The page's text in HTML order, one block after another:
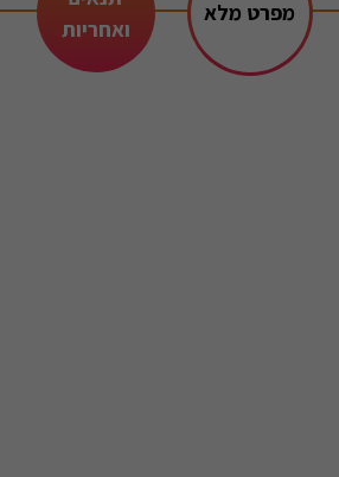
מפרט מלא
ואחריות